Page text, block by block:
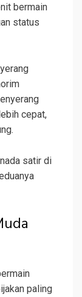
bermain
status
cepat,
satir di
paling